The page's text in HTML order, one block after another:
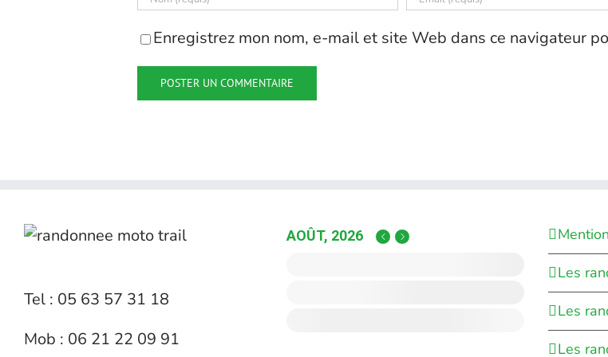
Enregistrez mon nom, e-mail et site Web dans ce navigateur
Tel : 05 63 57 31 18
Mob : 06 21 22 09 91
AOÛT, 2026
Les
Les
Les